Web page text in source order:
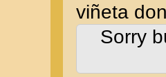
viñeta
Sorry